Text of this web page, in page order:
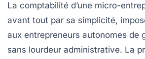
La comptabilité d’une micro-
avant tout par sa simplicité,
aux entrepreneurs autonomes de
sans lourdeur administrative. La